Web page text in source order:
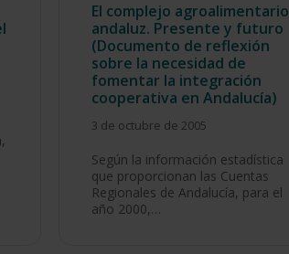
El complejo agroalimentario
andaluz. Presente y futuro
(Documento de reflexión
sobre la necesidad de
fomentar la integración
cooperativa en Andalucía)
3 de octubre de 2005
Según la información estadística
que proporcionan las Cuentas
Regionales de Andalucía, para el
año 2000,…